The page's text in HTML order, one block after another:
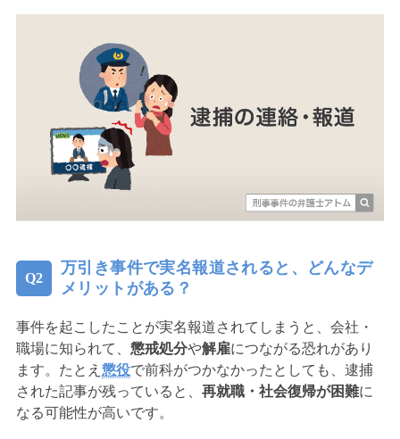
万引き事件で実名報道されると、どんなデ
メリットがある？
事件を起こしたことが実名報道されてしまうと、会社・
職場に知られて、 懲戒処分や解雇につながる恐れがあり
ます。たとえ 懲役で前科がつかなかったとしても、逮捕
された記事が残っていると、 再就職・社会復帰が困難に
なる可能性が高いです。